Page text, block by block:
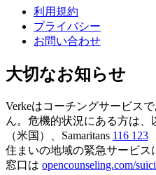
利用規約
プライバシー
お問い合わせ
大切なお知らせ
Verkeはコーチングサービス
ん。危機的状況にある方は、
（米国）、Samaritans 116 123
住まいの地域の緊急サービ
窓口は opencounseling.com/